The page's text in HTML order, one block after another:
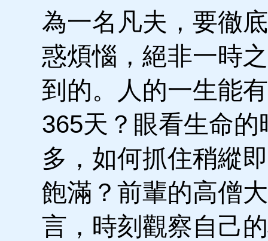
為一名凡夫，要徹
惑煩惱，絕非一時
到的。人的一生能
365天？眼看生命的
多，如何抓住稍縱
飽滿？前輩的高僧
言，時刻觀察自己